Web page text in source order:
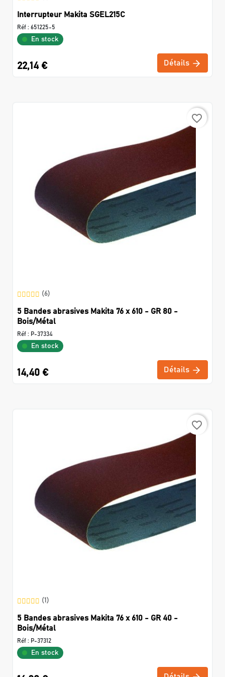
Interrupteur Makita SGEL215C
Réf : 651225-5
En stock
22,14 € Détails
favorite_border
(6)
5 Bandes abrasives Makita 76 x 610 - GR 80 -
Bois/Métal
Réf : P-37334
En stock
14,40 € Détails
favorite_border
(1)
5 Bandes abrasives Makita 76 x 610 - GR 40 -
Bois/Métal
Réf : P-37312
En stock